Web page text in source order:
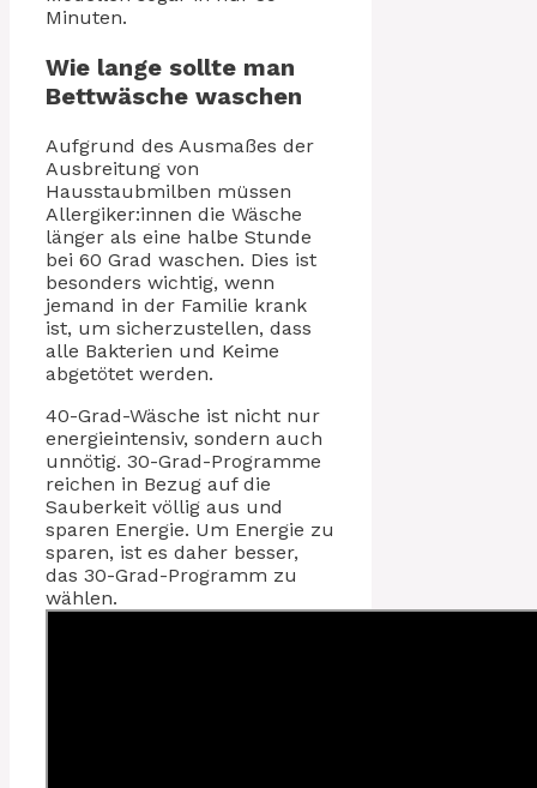
Minuten.
Wie lange sollte man
Bettwäsche waschen
Aufgrund des Ausmaßes der
Ausbreitung von
Hausstaubmilben müssen
Allergiker:innen die Wäsche
länger als eine halbe Stunde
bei 60 Grad waschen. Dies ist
besonders wichtig, wenn
jemand in der Familie krank
ist, um sicherzustellen, dass
alle Bakterien und Keime
abgetötet werden.
40-Grad-Wäsche ist nicht nur
energieintensiv, sondern auch
unnötig. 30-Grad-Programme
reichen in Bezug auf die
Sauberkeit völlig aus und
sparen Energie. Um Energie zu
sparen, ist es daher besser,
das 30-Grad-Programm zu
wählen.